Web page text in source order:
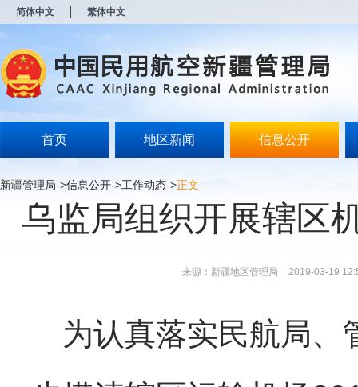
简体中文 繁体中文
首页 地区新闻 信息公开
新疆管理局->信息公开->工作动态->正文
乌监局组织开展辖区
来源：新疆地区管理局 2019-03-19
为认真落实民航局、
开
无
障
说
按
Alt
键